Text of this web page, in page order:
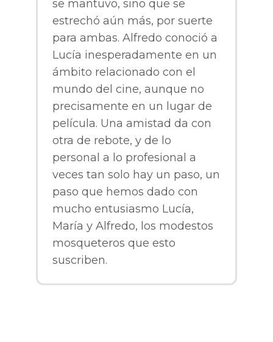
se mantuvo, sino que se
estrechó aún más, por suerte
para ambas. Alfredo conoció a
Lucía inesperadamente en un
ámbito relacionado con el
mundo del cine, aunque no
precisamente en un lugar de
película. Una amistad da con
otra de rebote, y de lo
personal a lo profesional a
veces tan solo hay un paso, un
paso que hemos dado con
mucho entusiasmo Lucía,
María y Alfredo, los modestos
mosqueteros que esto
suscriben.